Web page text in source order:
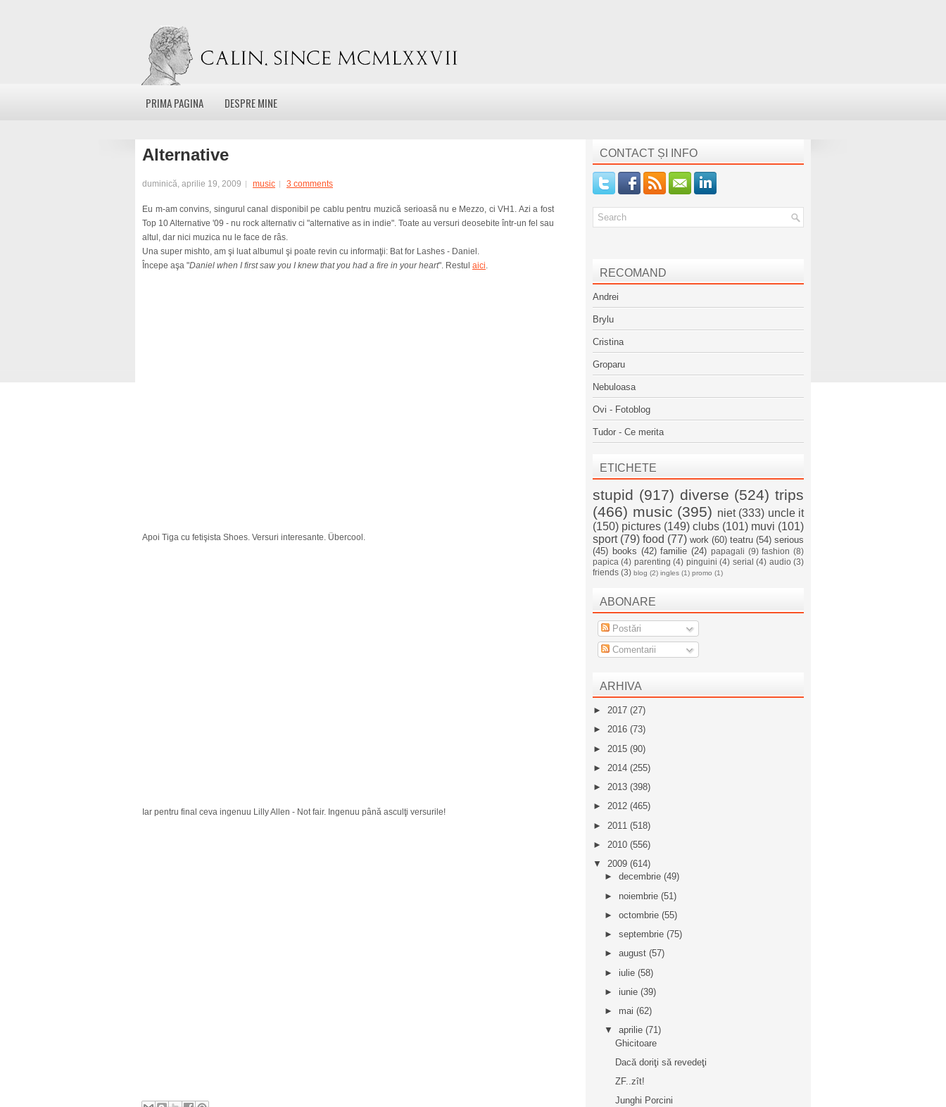
PRIMA PAGINA DESPRE MINE
Alternative
duminică, aprilie 19, 2009 music 3 comments
Eu m-am convins, singurul canal disponibil pe cablu pentru muzică serioasă nu e Mezzo, ci VH1. Azi a fost
Top 10 Alternative '09 - nu rock alternativ ci "alternative as in indie". Toate au versuri deosebite într-un fel sau
altul, dar nici muzica nu le face de râs.
Una super mishto, am şi luat albumul şi poate revin cu informaţii: Bat for Lashes - Daniel.
Începe aşa "Daniel when I first saw you I knew that you had a fire in your heart". Restul aici.
Apoi Tiga cu fetişista Shoes. Versuri interesante. Übercool.
Iar pentru final ceva ingenuu Lilly Allen - Not fair. Ingenuu până asculţi versurile!
CONTACT ȘI INFO
RECOMAND
Andrei
Brylu
Cristina
Groparu
Nebuloasa
Ovi - Fotoblog
Tudor - Ce merita
ETICHETE
stupid (917) diverse (524) trips
(466) music (395) niet (333) uncle it
(150) pictures (149) clubs (101) muvi (101)
sport (79) food (77) work (60) teatru (54) serious
(45) books (42) familie (24) papagali (9) fashion (8)
papica (4) parenting (4) pinguini (4) serial (4) audio (3)
friends (3) blog (2) ingles (1) promo (1)
ABONARE
Postări
Comentarii
ARHIVA
► 2017 (27)
► 2016 (73)
► 2015 (90)
► 2014 (255)
► 2013 (398)
► 2012 (465)
► 2011 (518)
► 2010 (556)
▼ 2009 (614)
► decembrie (49)
► noiembrie (51)
► octombrie (55)
► septembrie (75)
► august (57)
► iulie (58)
► iunie (39)
► mai (62)
▼ aprilie (71)
Ghicitoare
Dacă doriţi să revedeţi
ZF..zît!
Junghi Porcini